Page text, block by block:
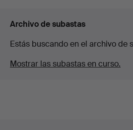
Archivo de subastas
Estás buscando en el archivo de
Mostrar las subastas en curso.